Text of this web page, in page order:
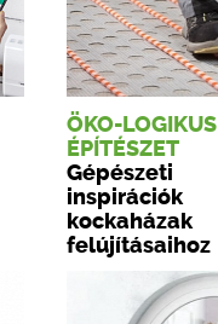
ÖKO-LOGIKUS
ÉPÍTÉSZET
Gépészeti
inspirációk
kockaházak
felújításaihoz